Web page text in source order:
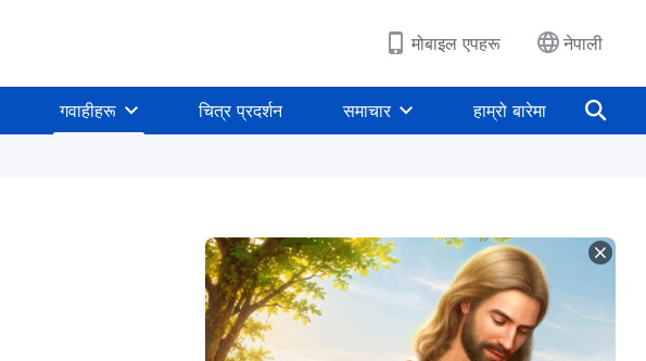
मोबाइल एपहरू नेपाली
गवाहीहरू चित्र प्रदर्शन समाचार हाम्रो बारेमा